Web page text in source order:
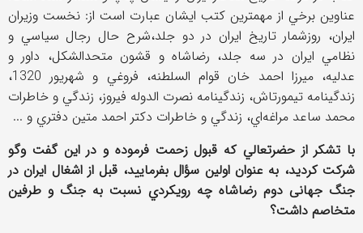
عناوين برخي از مهمترين کتب ايشان عبارت است از: نخست وزيران
ايران، روزشمار تاريخ ايران در دو جلد،شرح حال رجال سياسي و
نظامي ايران در سه جلد، رضاشاه و قشون متحدالشکل، داور و
عدليه، ميرزا احمد خان قوام السلطنه، فروغي و شهريور 1320،
زندگينامه تيمورتاش، زندگينامه نصرت الدوله فيروز، زندگي و خاطرات
محمد ساعد مراغه‌اي، زندگي و خاطرات دکتر احمد متين دفتري و ...
با تشکر از حضرتعالي که قبول زحمت فرموده و در اين گفت وگو
شرکت کرديد، به عنوان اولين سؤال بفرماييد، قبل از اشغال ايران در
جنگ جهانی دوم رضاشاه چه رويکردي نسبت به جنگ و طرفين
متخاصم داشت؟